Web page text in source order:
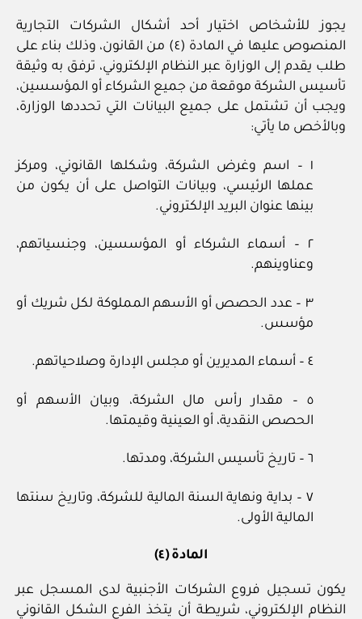
يجوز للأشخاص اختيار أحد أشكال الشركات التجارية
المنصوص عليها في المادة (٤) من القانون، وذلك بناء على
طلب يقدم إلى الوزارة عبر النظام الإلكتروني، ترفق به وثيقة
تأسيس الشركة موقعة من جميع الشركاء أو المؤسسين،
ويجب أن تشتمل على جميع البيانات التي تحددها الوزارة،
وبالأخص ما يأتي:
١ – اسم وغرض الشركة، وشكلها القانوني، ومركز
عملها الرئيسي، وبيانات التواصل على أن يكون من
بينها عنوان البريد الإلكتروني.
٢ – أسماء الشركاء أو المؤسسين، وجنسياتهم،
وعناوينهم.
٣ – عدد الحصص أو الأسهم المملوكة لكل شريك أو
مؤسس.
٤ – أسماء المديرين أو مجلس الإدارة وصلاحياتهم.
٥ – مقدار رأس مال الشركة، وبيان الأسهم أو
الحصص النقدية، أو العينية وقيمتها.
٦ – تاريخ تأسيس الشركة، ومدتها.
٧ – بداية ونهاية السنة المالية للشركة، وتاريخ سنتها
المالية الأولى.
المادة (٤)
يكون تسجيل فروع الشركات الأجنبية لدى المسجل عبر
النظام الإلكتروني، شريطة أن يتخذ الفرع الشكل القانوني